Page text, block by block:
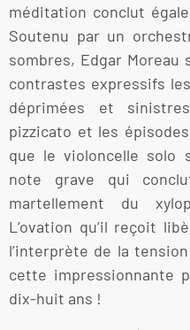
méditation conclut
Soutenu par un
sombres, Edgar
contrastes expressifs
déprimées et
pizzicato et les
que le violoncelle solo
note grave qui
martellement du
L’ovation qu’il reçoit
l’interprète de la
cette impressionnante
dix-huit ans !